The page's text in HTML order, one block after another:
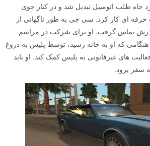
جاه طلب اتومبیل تبدیل شد و در کنار جوی
حرفه ای کار کرد. سی جی به طور ناگهانی از
تماس گرفت. او برای شرکت در مراسم
که او به خانه رسید، توسط پلیس به دروغ
های غیرقانونی به پلیس کمک کند. او باید
سفر برود.